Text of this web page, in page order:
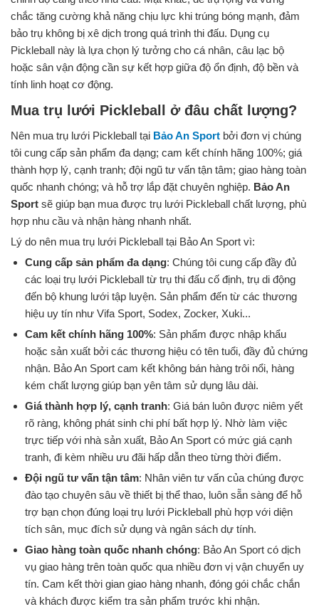
chắc tăng cường khả năng chịu lực khi trúng bóng mạnh, đảm
bảo trụ không bị xê dịch trong quá trình thi đấu. Dụng cụ
Pickleball này là lựa chọn lý tưởng cho cá nhân, câu lạc bộ
hoặc sân vận động cần sự kết hợp giữa độ ổn định, độ bền và
tính linh hoạt cơ động.
Mua trụ lưới Pickleball ở đâu chất lượng?
Nên mua trụ lưới Pickleball tại Bảo An Sport bởi đơn vị chúng
tôi cung cấp sản phẩm đa dạng; cam kết chính hãng 100%; giá
thành hợp lý, cạnh tranh; đội ngũ tư vấn tận tâm; giao hàng toàn
quốc nhanh chóng; và hỗ trợ lắp đặt chuyên nghiệp. Bảo An
Sport sẽ giúp bạn mua được trụ lưới Pickleball chất lượng, phù
hợp nhu cầu và nhận hàng nhanh nhất.
Lý do nên mua trụ lưới Pickleball tại Bảo An Sport vì:
Cung cấp sản phẩm đa dạng: Chúng tôi cung cấp đầy đủ
các loại trụ lưới Pickleball từ trụ thi đấu cố định, trụ di động
đến bộ khung lưới tập luyện. Sản phẩm đến từ các thương
hiệu uy tín như Vifa Sport, Sodex, Zocker, Xuki...
Cam kết chính hãng 100%: Sản phẩm được nhập khẩu
hoặc sản xuất bởi các thương hiệu có tên tuổi, đầy đủ chứng
nhận. Bảo An Sport cam kết không bán hàng trôi nổi, hàng
kém chất lượng giúp bạn yên tâm sử dụng lâu dài.
Giá thành hợp lý, cạnh tranh: Giá bán luôn được niêm yết
rõ ràng, không phát sinh chi phí bất hợp lý. Nhờ làm việc
trực tiếp với nhà sản xuất, Bảo An Sport có mức giá cạnh
tranh, đi kèm nhiều ưu đãi hấp dẫn theo từng thời điểm.
Đội ngũ tư vấn tận tâm: Nhân viên tư vấn của chúng được
đào tạo chuyên sâu về thiết bị thể thao, luôn sẵn sàng để hỗ
trợ bạn chọn đúng loại trụ lưới Pickleball phù hợp với diện
tích sân, mục đích sử dụng và ngân sách dự tính.
Giao hàng toàn quốc nhanh chóng: Bảo An Sport có dịch
vụ giao hàng trên toàn quốc qua nhiều đơn vị vận chuyển uy
tín. Cam kết thời gian giao hàng nhanh, đóng gói chắc chắn
và khách được kiểm tra sản phẩm trước khi nhận.